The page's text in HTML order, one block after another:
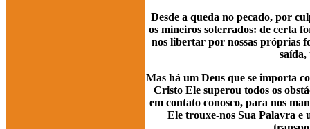
Desde a queda no pecado, por
os mineiros soterrados: de certa
nos libertar por nossas próprias
saída,
Mas há um Deus que se importa
Cristo Ele superou todos os
em contato conosco, para nos
Ele trouxe-nos Sua Palavra e